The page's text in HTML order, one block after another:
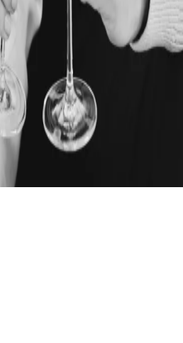
cookie
Bristol Hotels & Resorts